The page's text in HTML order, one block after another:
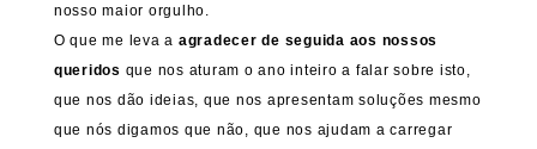
nosso maior orgulho.
O que me leva a agradecer de seguida aos nossos
queridos que nos aturam o ano inteiro a falar sobre isto,
que nos dão ideias, que nos apresentam soluções mesmo
que nós digamos que não, que nos ajudam a carregar